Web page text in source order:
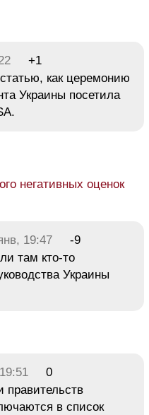
+1
как церемонию
Украины посетила
негативных оценок
19:47
-9
там кто-то
Украины
0
правительств
в список